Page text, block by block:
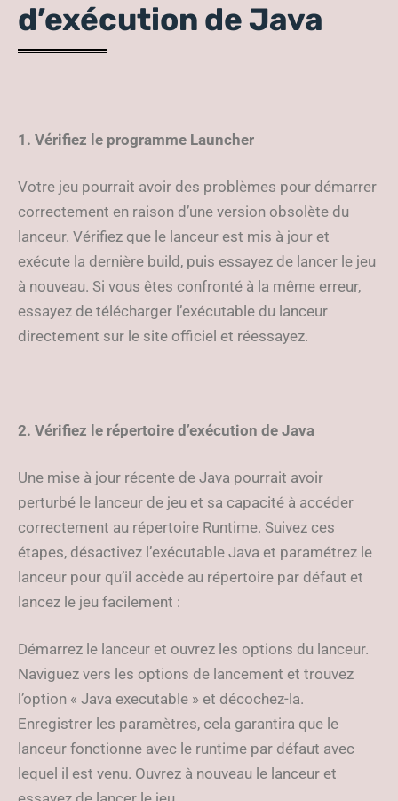
d’exécution de Java
1. Vérifiez le programme Launcher
Votre jeu pourrait avoir des problèmes pour démarrer
correctement en raison d’une version obsolète du
lanceur. Vérifiez que le lanceur est mis à jour et
exécute la dernière build, puis essayez de lancer le jeu
à nouveau. Si vous êtes confronté à la même erreur,
essayez de télécharger l’exécutable du lanceur
directement sur le site officiel et réessayez.
2. Vérifiez le répertoire d’exécution de Java
Une mise à jour récente de Java pourrait avoir
perturbé le lanceur de jeu et sa capacité à accéder
correctement au répertoire Runtime. Suivez ces
étapes, désactivez l’exécutable Java et paramétrez le
lanceur pour qu’il accède au répertoire par défaut et
lancez le jeu facilement :
Démarrez le lanceur et ouvrez les options du lanceur.
Naviguez vers les options de lancement et trouvez
l’option « Java executable » et décochez-la.
Enregistrer les paramètres, cela garantira que le
lanceur fonctionne avec le runtime par défaut avec
lequel il est venu. Ouvrez à nouveau le lanceur et